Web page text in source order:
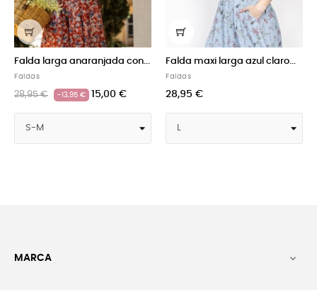
Falda maxi larga azul claro...
Faldas
28,95 €
Falda mini negra...
Faldas
24,95 €
MARCA 